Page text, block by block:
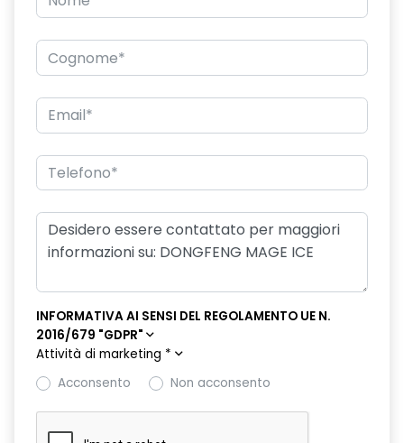
INFORMATIVA AI SENSI DEL REGOLAMENTO UE N.
2016/679 "GDPR"
Attività di marketing *
Acconsento
Non acconsento